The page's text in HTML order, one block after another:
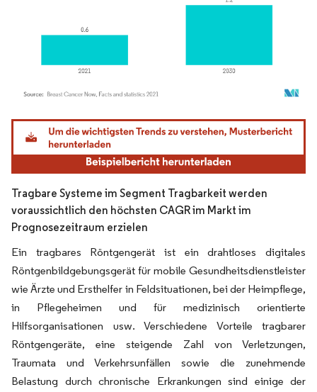
Bild © Mordor Intelligence. Wiederverwendung erfordert Namensnennung gemäß
Tragbare Systeme im Segment Tragbarkeit werden
voraussichtlich den höchsten CAGR im Markt im
Prognosezeitraum erzielen
Ein tragbares Röntgengerät ist ein drahtloses digitales
Röntgenbildgebungsgerät für mobile Gesundheitsdienstleister
wie Ärzte und Ersthelfer in Feldsituationen, bei der Heimpflege,
in Pflegeheimen und für medizinisch orientierte
Hilfsorganisationen usw. Verschiedene Vorteile tragbarer
Röntgengeräte, eine steigende Zahl von Verletzungen,
Traumata und Verkehrsunfällen sowie die zunehmende
Belastung durch chronische Erkrankungen sind einige der